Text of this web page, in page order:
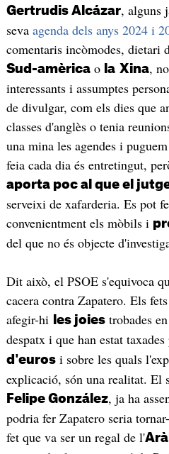
Gertrudis Alcázar, alguns
seva agenda dels anys 2024 i
comentaris incòmodes, dietari
Sud-amèricao la Xina,
interessants i assumptes
de divulgar, com els dies que
classes d'anglès o tenia
una mina les agendes i
feia cada dia és entretingut,
aporta poc al que el
serveixi de xafarderia. Es pot
convenientment els mòbils i
del que no és objecte
Dit això, el PSOE s'equivoca
cacera contra Zapatero. Els
afegir-hi
les joiestrobades
despatx i que han estat
d'eurosi sobre les quals
explicació, són una realitat. El
Felipe González, ja ha
podria fer Zapatero seria
fet que va ser un regal de l'